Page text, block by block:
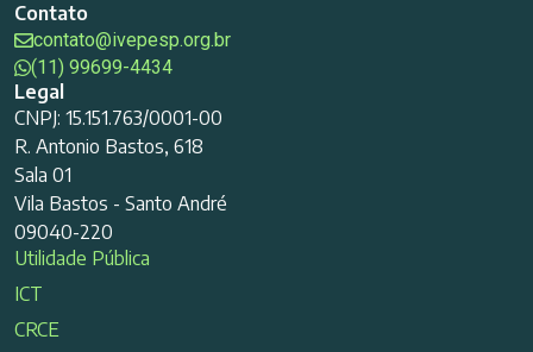
Contato
contato@ivepesp.org.br
(11) 99699-4434
Legal
CNPJ: 15.151.763/0001-00
R. Antonio Bastos, 618
Sala 01
Vila Bastos - Santo André
09040-220
Utilidade Pública
ICT
CRCE